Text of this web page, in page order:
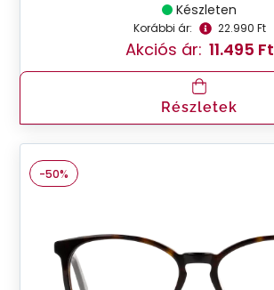
Készleten
Korábbi ár: 22.990 Ft
Akciós ár: 11.495 Ft
Részletek
-50%